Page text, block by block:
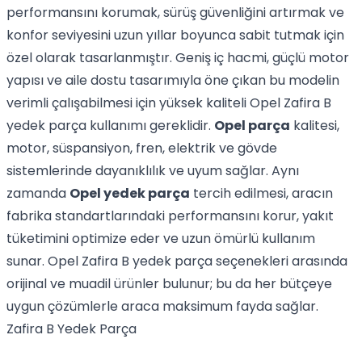
performansını korumak, sürüş güvenliğini artırmak ve
konfor seviyesini uzun yıllar boyunca sabit tutmak için
özel olarak tasarlanmıştır. Geniş iç hacmi, güçlü motor
yapısı ve aile dostu tasarımıyla öne çıkan bu modelin
verimli çalışabilmesi için yüksek kaliteli Opel Zafira B
yedek parça kullanımı gereklidir. Opel parça kalitesi,
motor, süspansiyon, fren, elektrik ve gövde
sistemlerinde dayanıklılık ve uyum sağlar. Aynı
zamanda Opel yedek parça tercih edilmesi, aracın
fabrika standartlarındaki performansını korur, yakıt
tüketimini optimize eder ve uzun ömürlü kullanım
sunar. Opel Zafira B yedek parça seçenekleri arasında
orijinal ve muadil ürünler bulunur; bu da her bütçeye
uygun çözümlerle araca maksimum fayda sağlar.
Zafira B Yedek Parça